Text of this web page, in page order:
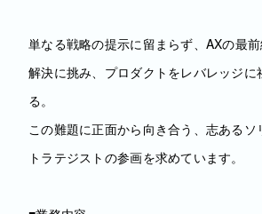
単なる戦略の提示に留まらず、AXの最
解決に挑み、プロダクトをレバレッジに
る。
この難題に正面から向き合う、志あるソ
トラテジストの参画を求めています。